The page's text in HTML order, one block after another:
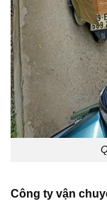
Công ty vận